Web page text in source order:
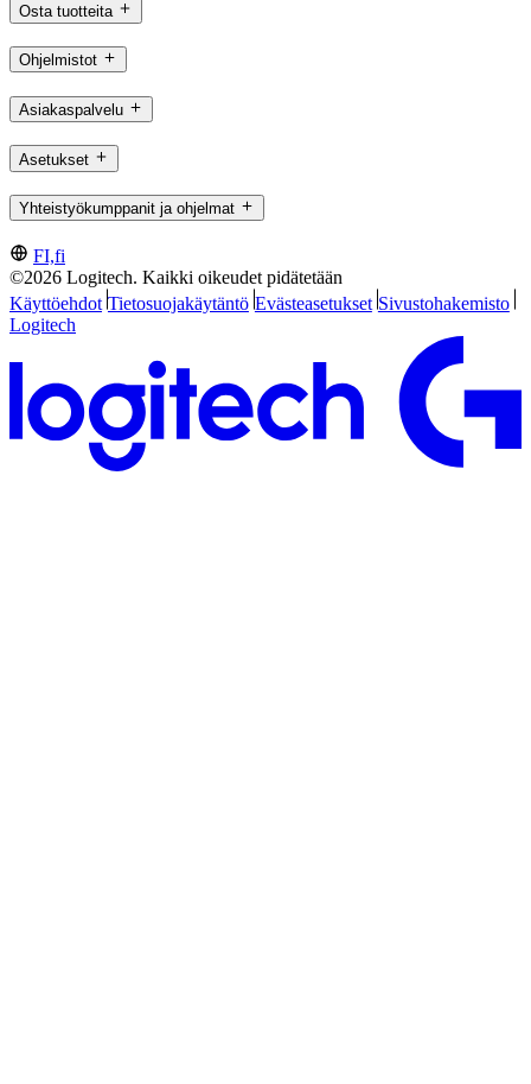
Osta tuotteita
Ohjelmistot
Asiakaspalvelu
Asetukset
Yhteistyökumppanit ja ohjelmat
FI,fi
©2026 Logitech. Kaikki oikeudet pidätetään
Käyttöehdot Tietosuojakäytäntö Evästeasetukset Sivustohakemisto
Logitech